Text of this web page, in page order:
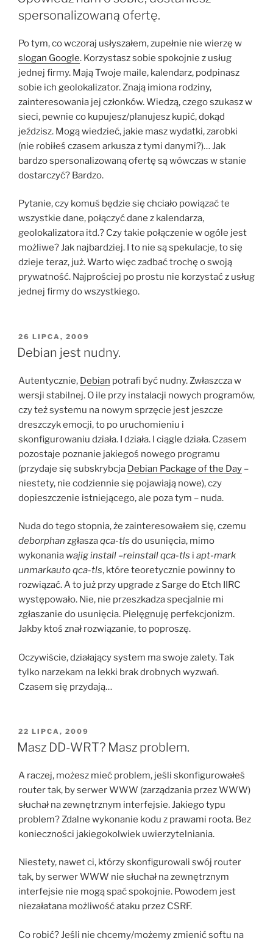
spersonalizowaną ofertę.
Po tym, co wczoraj usłyszałem, zupełnie nie wierzę w
slogan Google. Korzystasz sobie spokojnie z usług
jednej firmy. Mają Twoje maile, kalendarz, podpinasz
sobie ich geolokalizator. Znają imiona rodziny,
zainteresowania jej członków. Wiedzą, czego szukasz w
sieci, pewnie co kupujesz/planujesz kupić, dokąd
jeździsz. Mogą wiedzieć, jakie masz wydatki, zarobki
(nie robiłeś czasem arkusza z tymi danymi?)… Jak
bardzo spersonalizowaną ofertę są wówczas w stanie
dostarczyć? Bardzo.
Pytanie, czy komuś będzie się chciało powiązać te
wszystkie dane, połączyć dane z kalendarza,
geolokalizatora itd.? Czy takie połączenie w ogóle jest
możliwe? Jak najbardziej. I to nie są spekulacje, to się
dzieje teraz, już. Warto więc zadbać trochę o swoją
prywatność. Najprościej po prostu nie korzystać z usług
jednej firmy do wszystkiego.
OPUBLIKOWANE
W
26 LIPCA, 2009
Debian jest nudny.
Autentycznie, Debian potrafi być nudny. Zwłaszcza w
wersji stabilnej. O ile przy instalacji nowych programów,
czy też systemu na nowym sprzęcie jest jeszcze
dreszczyk emocji, to po uruchomieniu i
skonfigurowaniu działa. I działa. I ciągle działa. Czasem
pozostaje poznanie jakiegoś nowego programu
(przydaje się subskrybcja Debian Package of the Day –
niestety, nie codziennie się pojawiają nowe), czy
dopieszczenie istniejącego, ale poza tym – nuda.
Nuda do tego stopnia, że zainteresowałem się, czemu
deborphan zgłaszaqca-tls do usunięcia, mimo
wykonania wajig install –reinstall qca-tls i apt-mark
unmarkauto qca-tls, które teoretycznie powinny to
rozwiązać. A to już przy upgrade z Sarge do Etch IIRC
występowało. Nie, nie przeszkadza specjalnie mi
zgłaszanie do usunięcia. Pielęgnuję perfekcjonizm.
Jakby ktoś znał rozwiązanie, to poproszę.
Oczywiście, działający system ma swoje zalety. Tak
tylko narzekam na lekki brak drobnych wyzwań.
Czasem się przydają…
OPUBLIKOWANE
W
22 LIPCA, 2009
Masz DD-WRT? Masz problem.
A raczej, możesz mieć problem, jeśli skonfigurowałeś
router tak, by serwer WWW (zarządzania przez WWW)
słuchał na zewnętrznym interfejsie. Jakiego typu
problem? Zdalne wykonanie kodu z prawami roota. Bez
konieczności jakiegokolwiek uwierzytelniania.
Niestety, nawet ci, którzy skonfigurowali swój router
tak, by serwer WWW nie słuchał na zewnętrznym
interfejsie nie mogą spać spokojnie. Powodem jest
niezałatana możliwość ataku przez CSRF.
Co robić? Jeśli nie chcemy/możemy zmienić softu na